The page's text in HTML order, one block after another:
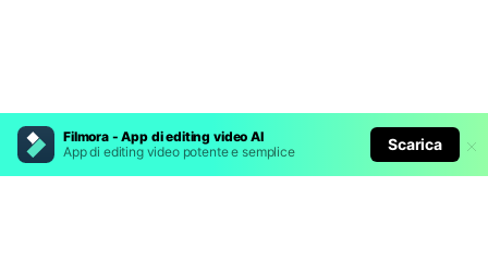
Filmora - App di editing video AI
App di editing video potente e semplice
Scarica